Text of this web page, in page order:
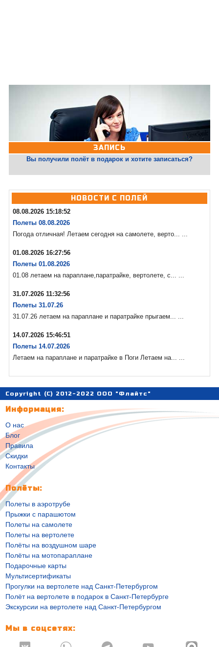
ЗАПИСЬ
Вы получили полёт в подарок и хотите записаться?
НОВОСТИ С ПОЛЕЙ
08.08.2026 15:18:52
Полеты 08.08.2026
Погода отличная! Летаем сегодня на самолете, верто... ...
01.08.2026 16:27:56
Полеты 01.08.2026
01.08 летаем на параплане,паратрайке, вертолете, с... ...
31.07.2026 11:32:56
Полеты 31.07.26
31.07.26 летаем на параплане и паратрайке прыгаем... ...
14.07.2026 15:46:51
Полеты 14.07.2026
Летаем на параплане и паратрайке в Поги Летаем на... ...
Copyright (C) 2012-2022 ООО "Флайтс"
Информация:
О нас
Блог
Правила
Скидки
Контакты
Полёты:
Полеты в аэротрубе
Прыжки с парашютом
Полеты на самолете
Полеты на вертолете
Полёты на воздушном шаре
Полёты на мотопараплане
Подарочные карты
Мультисертификаты
Прогулки на вертолете над Санкт-Петербургом
Полёт на вертолете в подарок в Санкт-Петербурге
Экскурсии на вертолете над Санкт-Петербургом
Мы в соцсетях: